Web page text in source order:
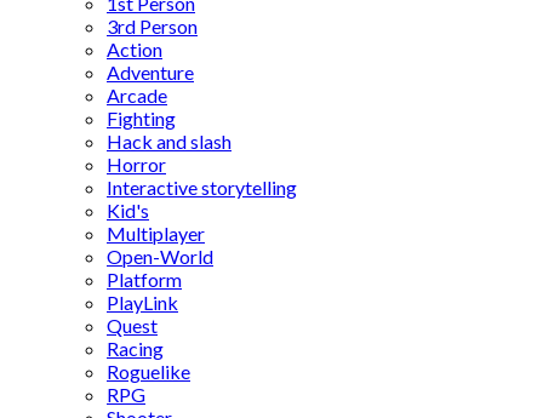
3rd Person
Action
Adventure
Arcade
Fighting
Hack and slash
Horror
Interactive storytelling
Kid's
Multiplayer
Open-World
Platform
PlayLink
Quest
Racing
Roguelike
RPG